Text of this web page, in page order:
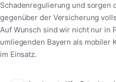
Schadenregulierung und sorgen
gegenüber der Versicherung
Auf Wunsch sind wir nicht nur in
umliegenden Bayern als mobiler
im Einsatz.